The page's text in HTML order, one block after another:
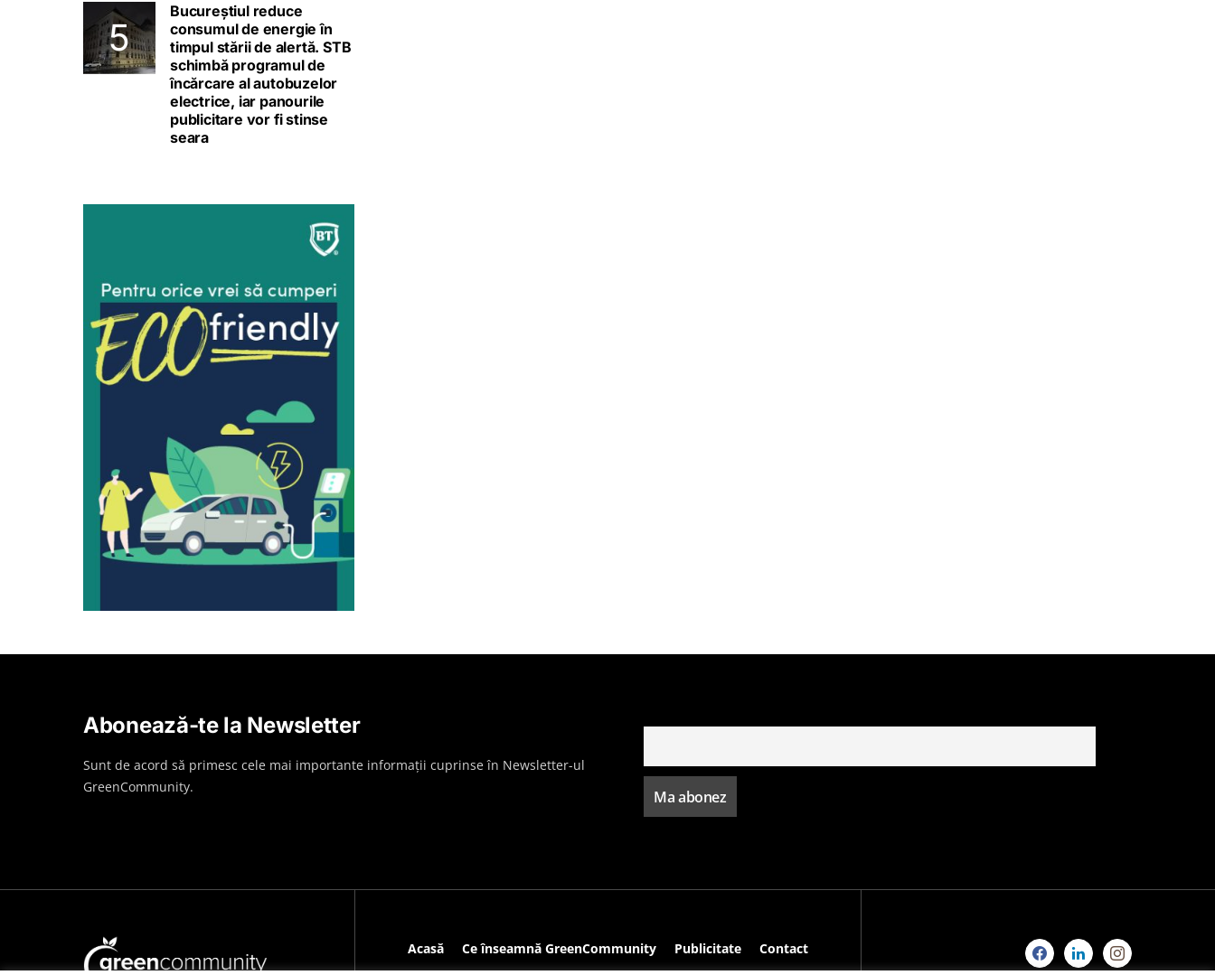
Bucureștiul reduce
consumul de energie în
timpul stării de alertă. STB
schimbă programul de
încărcare al autobuzelor
electrice, iar panourile
publicitare vor fi stinse
seara
Abonează-te la Newsletter
Sunt de acord să primesc cele mai importante informații cuprinse în Newsletter-ul
GreenCommunity.
Acasă Ce înseamnă GreenCommunity Publicitate Contact